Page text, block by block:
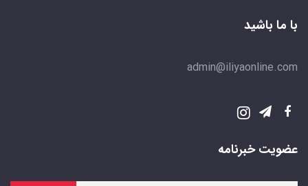
با ما باشید
admin@iliyaonline.com
عضویت خبرنامه